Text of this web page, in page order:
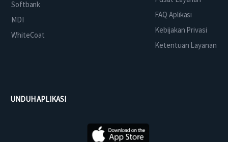
Softbank
MDI
WhiteCoat
FAQ Aplikasi
Kebijakan Privasi
Ketentuan Layanan
UNDUH APLIKASI